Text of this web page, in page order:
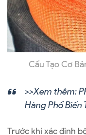
Cấu Tạo Cơ
>>Xem thêm:
Hàng Phổ Biến
Trước khi xác định